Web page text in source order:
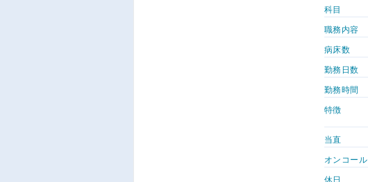
科目
職務内容
病床数
勤務日数
勤務時間
特徴
当直
オンコール
休日